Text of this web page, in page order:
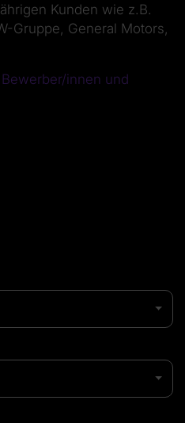
Kunden wie z.B.
Gruppe, General Motors,
innen und